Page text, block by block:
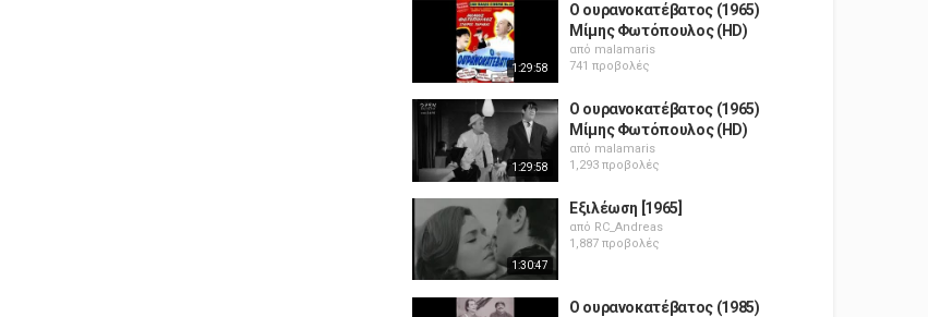
1:29:58
Ο ουρανοκατέβατος (1965)
Μίμης Φωτόπουλος (HD)
από malamaris
741 προβολές
1:29:58
Ο ουρανοκατέβατος (1965)
Μίμης Φωτόπουλος (HD)
από malamaris
1,293 προβολές
1:30:47
Εξιλέωση [1965]
από RC_Andreas
1,887 προβολές
Ο ουρανοκατέβατος (1985)